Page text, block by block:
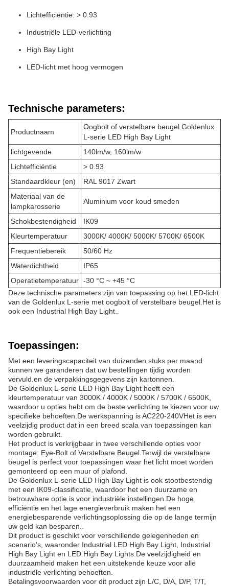
Lichtefficiëntie: > 0.93
Industriële LED-verlichting
High Bay Light
LED-licht met hoog vermogen
Technische parameters:
Productnaam
Oogbolt of verstelbare beugel Goldenlux
L-serie LED High Bay Light
lichtgevende
140lm/w, 160lm/w
Lichtefficiëntie
> 0.93
Standaardkleur (en)
RAL 9017 Zwart
Materiaal van de
lampkarosserie
Aluminium voor koud smeden
Schokbestendigheid
IK09
Kleurtemperatuur
3000K/ 4000K/ 5000K/ 5700K/ 6500K
Frequentiebereik
50/60 Hz
Waterdichtheid
IP65
Operatietemperatuur -30 °C ~ +45 °C
Deze technische parameters zijn van toepassing op het LED-licht
van de Goldenlux L-serie met oogbolt of verstelbare beugel.Het is
ook een Industrial High Bay Light..
Toepassingen:
Met een leveringscapaciteit van duizenden stuks per maand
kunnen we garanderen dat uw bestellingen tijdig worden
vervuld.en de verpakkingsgegevens zijn kartonnen.
De Goldenlux L-serie LED High Bay Light heeft een
kleurtemperatuur van 3000K / 4000K / 5000K / 5700K / 6500K,
waardoor u opties hebt om de beste verlichting te kiezen voor uw
specifieke behoeften.De werkspanning is AC220-240VHet is een
veelzijdig product dat in een breed scala van toepassingen kan
worden gebruikt.
Het product is verkrijgbaar in twee verschillende opties voor
montage: Eye-Bolt of Verstelbare Beugel.Terwijl de verstelbare
beugel is perfect voor toepassingen waar het licht moet worden
gemonteerd op een muur of plafond.
De Goldenlux L-serie LED High Bay Light is ook stootbestendig
met een IK09-classificatie, waardoor het een duurzame en
betrouwbare optie is voor industriële instellingen.De hoge
efficiëntie en het lage energieverbruik maken het een
energiebesparende verlichtingsoplossing die op de lange termijn
uw geld kan besparen..
Dit product is geschikt voor verschillende gelegenheden en
scenario's, waaronder Industrial LED High Bay Light, Industrial
High Bay Light en LED High Bay Lights.De veelzijdigheid en
duurzaamheid maken het een uitstekende keuze voor alle
industriële verlichting behoeften.
Betalingsvoorwaarden voor dit product zijn L/C, D/A, D/P, T/T,